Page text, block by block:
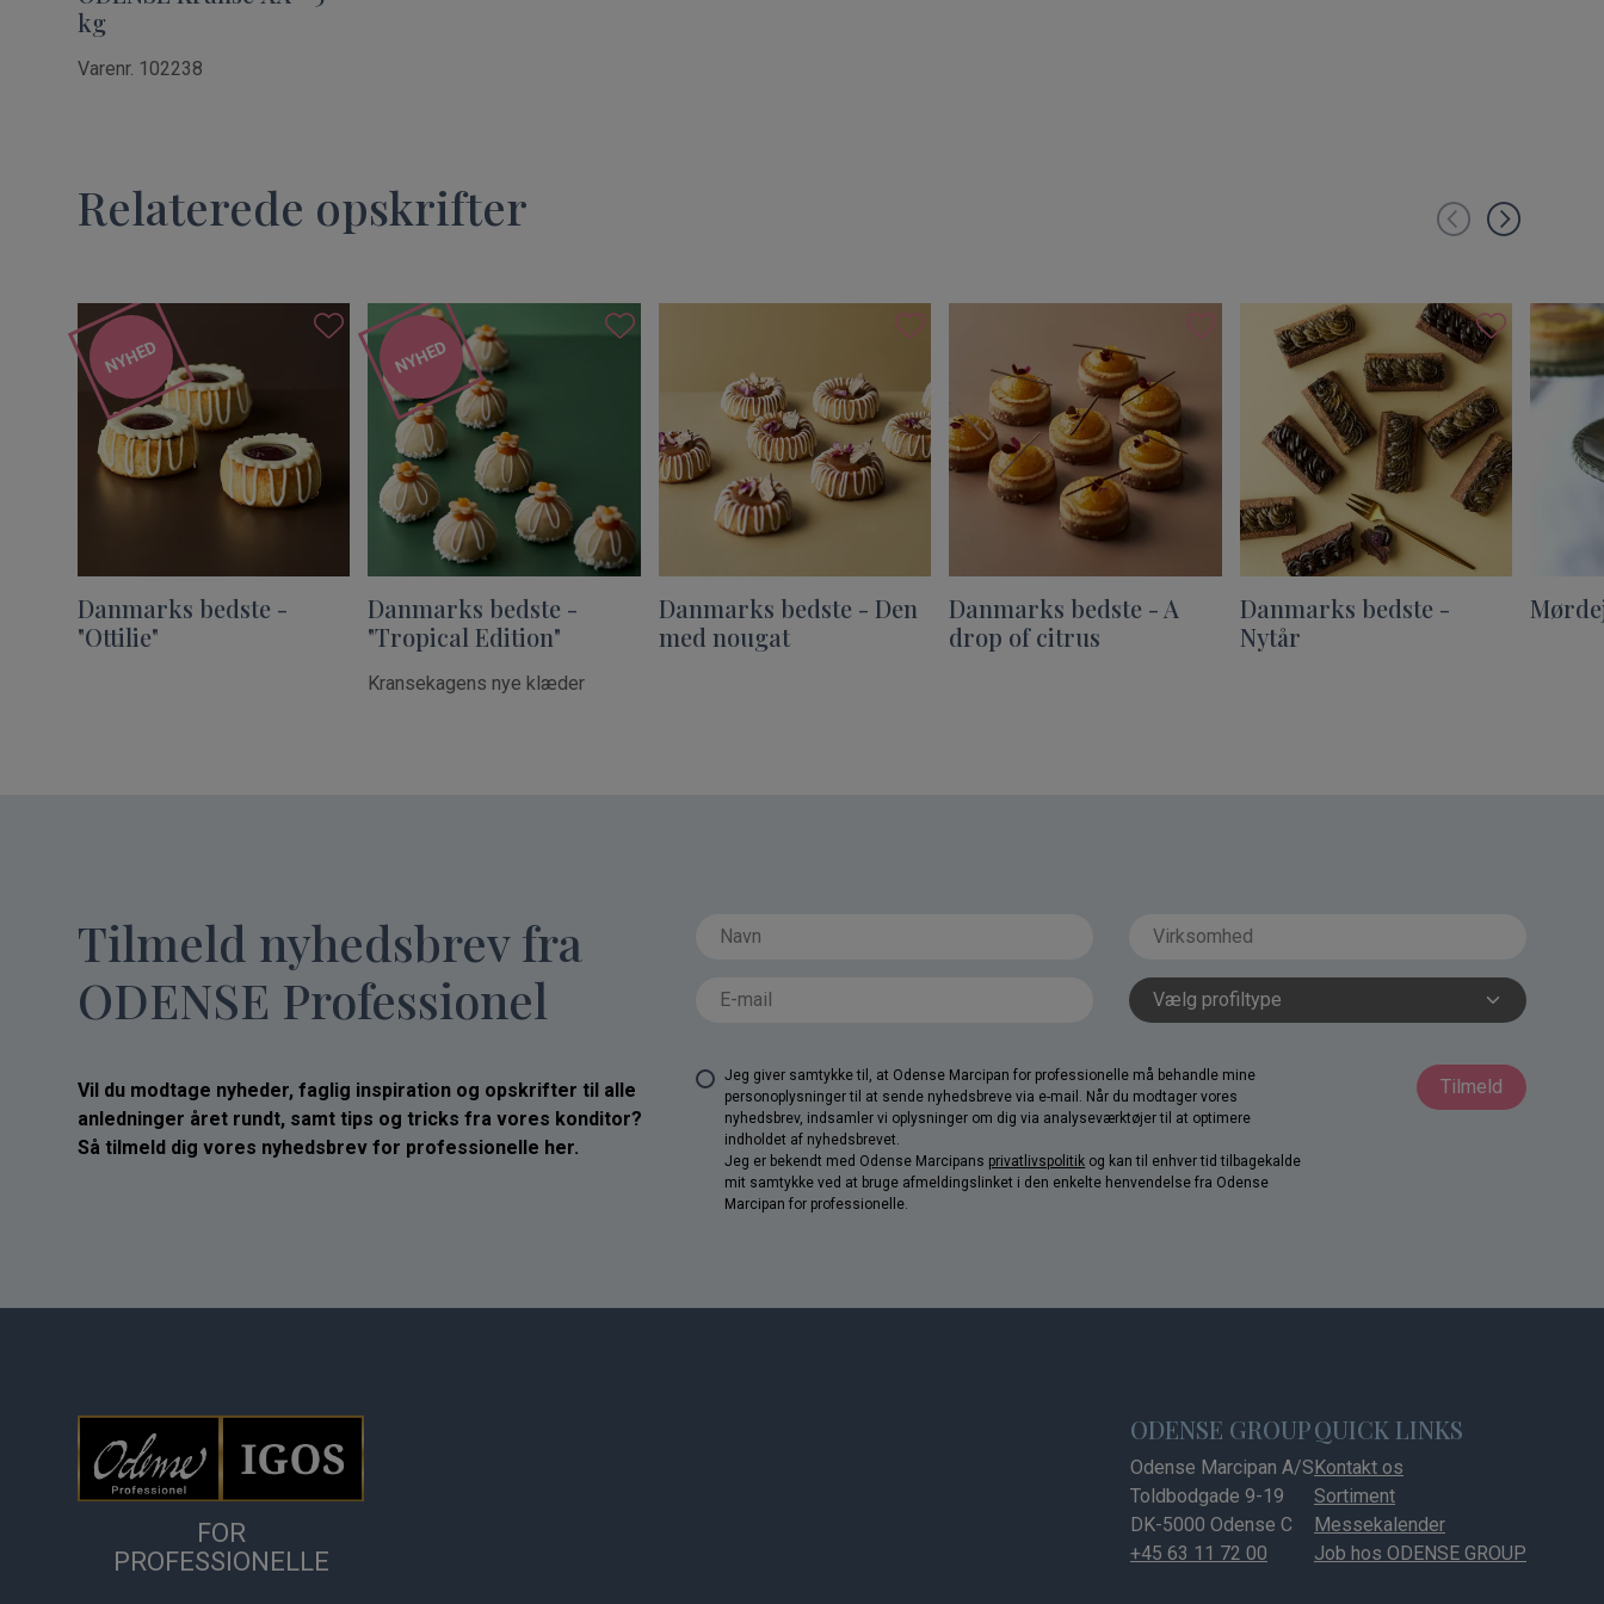
kg
Varenr. 102238
Relaterede opskrifter
NYHED
Danmarks bedste -
"Ottilie"
NYHED
Danmarks bedste -
"Tropical Edition"
Kransekagens nye klæder
Danmarks bedste - Den
med nougat
Danmarks bedste - A
drop of citrus
Danmarks bedste -
Nytår
Tilmeld nyhedsbrev fra
ODENSE Professionel
Vil du modtage nyheder, faglig inspiration og opskrifter til alle
anledninger året rundt, samt tips og tricks fra vores konditor?
Så tilmeld dig vores nyhedsbrev for professionelle her.
Jeg giver samtykke til, at Odense Marcipan for professionelle må behandle mine
personoplysninger til at sende nyhedsbreve via e-mail. Når du modtager vores
nyhedsbrev, indsamler vi oplysninger om dig via analyseværktøjer til at optimere
indholdet af nyhedsbrevet.
Jeg er bekendt med Odense Marcipans privatlivspolitik og kan til enhver tid tilbagekalde
mit samtykke ved at bruge afmeldingslinket i den enkelte henvendelse fra Odense
Marcipan for professionelle.
Tilmeld
FOR
PROFESSIONELLE
ODENSE GROUP
Odense Marcipan A/S
Toldbodgade 9-19
DK-5000 Odense C
+45 63 11 72 00
QUICK LINKS
Kontakt os
Sortiment
Messekalender
Job hos ODENSE GROUP